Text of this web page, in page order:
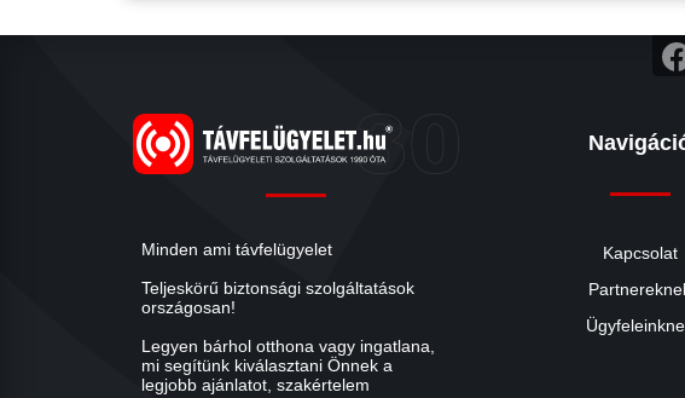
Minden ami távfelügyelet
Teljeskörű biztonsági szolgáltatások
országosan!
Legyen bárhol otthona vagy ingatlana,
mi segítünk kiválasztani Önnek a
legjobb ajánlatot, szakértelem
Kapcsolat